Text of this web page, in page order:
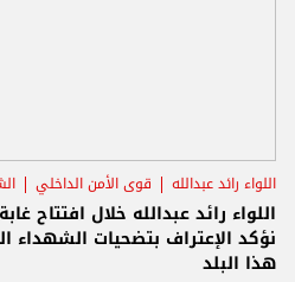
اللواء رائد عبدالله قوى الأمن الداخلي
اللواء رائد عبدالله خلال افتتاح
نؤكد الإعتراف بتضحيات الشهداء
هذا البلد